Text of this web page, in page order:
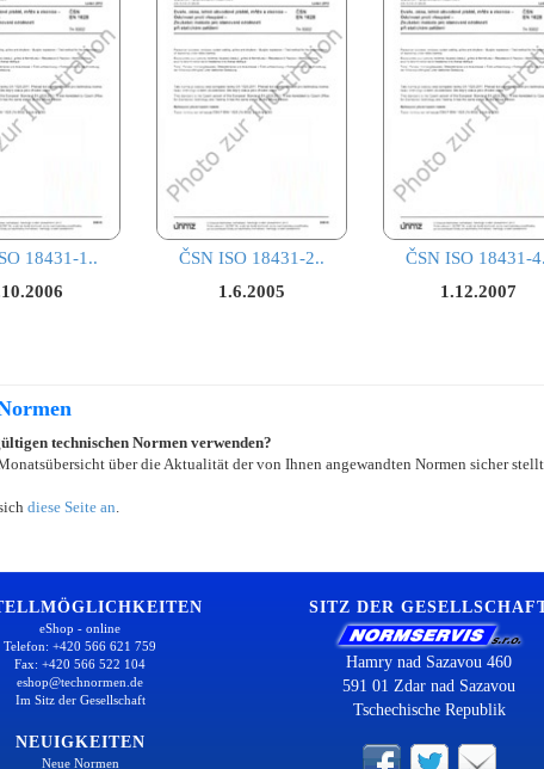
18431-1..
ČSN ISO 18431-2..
1.6.2005
ČSN ISO 18431-
1.12.2007
technischen Normen verwenden?
über die Aktualität der von Ihnen angewandten Normen sicher
diese Seite an.
eShop - online
Telefon: +420 566 621 759
Fax: +420 566 522 104
eshop@technormen.de
Im Sitz der Gesellschaft
NEUIGKEITEN
Neue Normen
SITZ DER
Hamry nad Sazavou 460
591 01 Zdar nad Sazavou
Tschechische Republik